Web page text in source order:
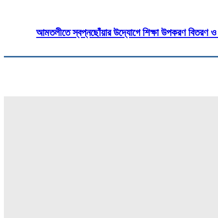
আমতলীতে স্বপ্নছোঁয়ার উদ্যোগে শিক্ষা উপকরণ বিতরণ ও